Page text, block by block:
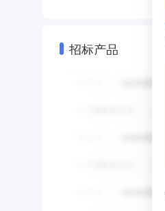
招标产品